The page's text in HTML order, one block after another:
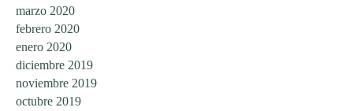
marzo 2020
febrero 2020
enero 2020
diciembre 2019
noviembre 2019
octubre 2019